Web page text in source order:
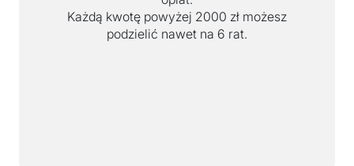
Każdą kwotę powyżej 2000 zł możesz
podzielić nawet na 6 rat.